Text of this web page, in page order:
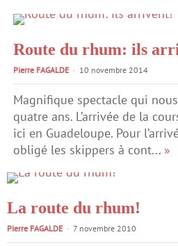
Route du rhum: ils
Pierre FAGALDE 10 novembre 2014
Magnifique spectacle qui
quatre ans. L’arrivée de la
ici en Guadeloupe. Pour
obligé les skippers à cont... »
La route du rhum!
Pierre FAGALDE 7 novembre 2010